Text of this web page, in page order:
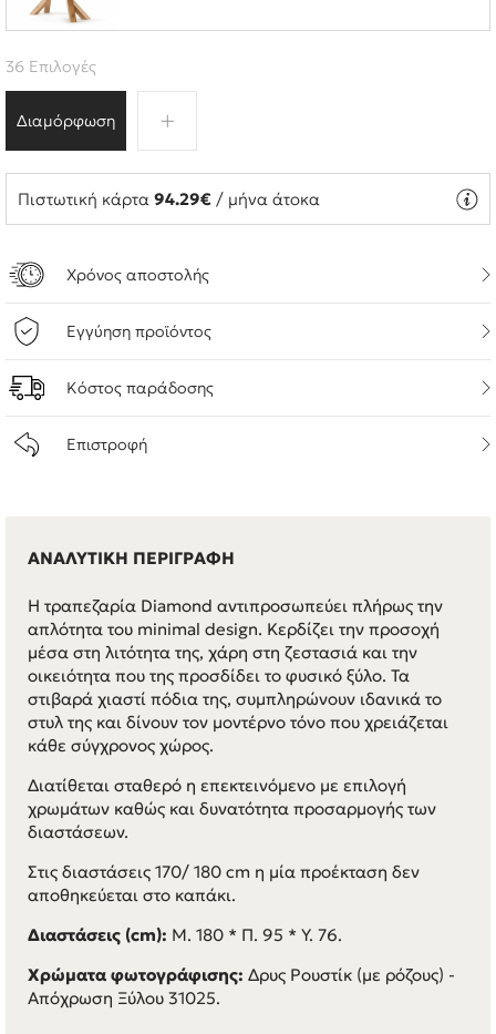
Διαμόρφωση
36 Επιλογές
Πιστωτική κάρτα 94.29€ / μήνα άτοκα
Χρόνος αποστολής
Εγγύηση προϊόντος
Κόστος παράδοσης
Επιστροφή
ΑΝΑΛΥΤΙΚΗ ΠΕΡΙΓΡΑΦΗ
Η τραπεζαρία Diamond αντιπροσωπεύει πλήρως την
απλότητα του minimal design. Κερδίζει την προσοχή
μέσα στη λιτότητα της, χάρη στη ζεστασιά και την
οικειότητα που της προσδίδει το φυσικό ξύλο. Τα
στιβαρά χιαστί πόδια της, συμπληρώνουν ιδανικά το
στυλ της και δίνουν τον μοντέρνο τόνο που χρειάζεται
κάθε σύγχρονος χώρος.
Διατίθεται σταθερό η επεκτεινόμενο με επιλογή
χρωμάτων καθώς και δυνατότητα προσαρμογής των
διαστάσεων.
Στις διαστάσεις 170/ 180 cm η μία προέκταση δεν
αποθηκεύεται στο καπάκι.
Διαστάσεις (cm): Μ. 180 * Π. 95 * Υ. 76.
Χρώματα φωτογράφισης: Δρυς Ρουστίκ (με ρόζους) -
Απόχρωση Ξύλου 31025.